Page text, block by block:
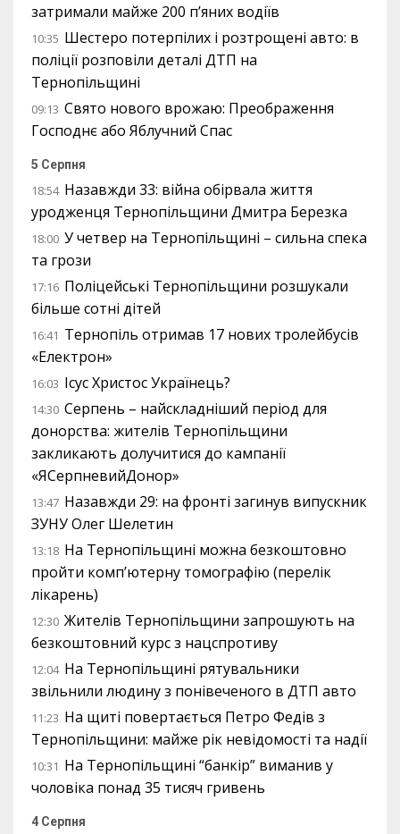
затримали майже 200 п’яних водіїв
10:35 Шестеро потерпілих і розтрощені авто: в
поліції розповіли деталі ДТП на
Тернопільщині
09:13 Свято нового врожаю: Преображення
Господнє або Яблучний Спас
5 Серпня
18:54 Назавжди 33: війна обірвала життя
уродженця Тернопільщини Дмитра Березка
18:00 У четвер на Тернопільщині – сильна спека
та грози
17:16 Поліцейські Тернопільщини розшукали
більше сотні дітей
16:41 Тернопіль отримав 17 нових тролейбусів
«Електрон»
16:03 Ісус Христос Українець?
14:30 Серпень – найскладніший період для
донорства: жителів Тернопільщини
закликають долучитися до кампанії
«ЯСерпневийДонор»
13:47 Назавжди 29: на фронті загинув випускник
ЗУНУ Олег Шелетин
13:18 На Тернопільщині можна безкоштовно
пройти комп’ютерну томографію (перелік
лікарень)
12:30 Жителів Тернопільщини запрошують на
безкоштовний курс з нацспротиву
12:04 На Тернопільщині рятувальники
звільнили людину з понівеченого в ДТП авто
11:23 На щиті повертається Петро Федів з
Тернопільщини: майже рік невідомості та надії
10:31 На Тернопільщині “банкір” виманив у
чоловіка понад 35 тисяч гривень
4 Серпня